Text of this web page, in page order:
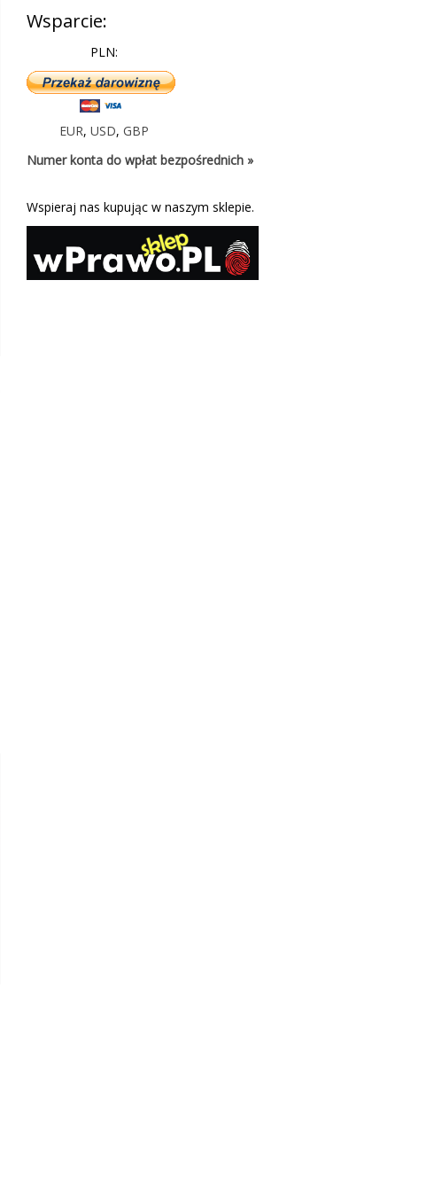
Wsparcie:
PLN:
EUR,USD,GBP
Numer konta do wpłat bezpośrednich »
Wspieraj nas kupując w naszym sklepie.